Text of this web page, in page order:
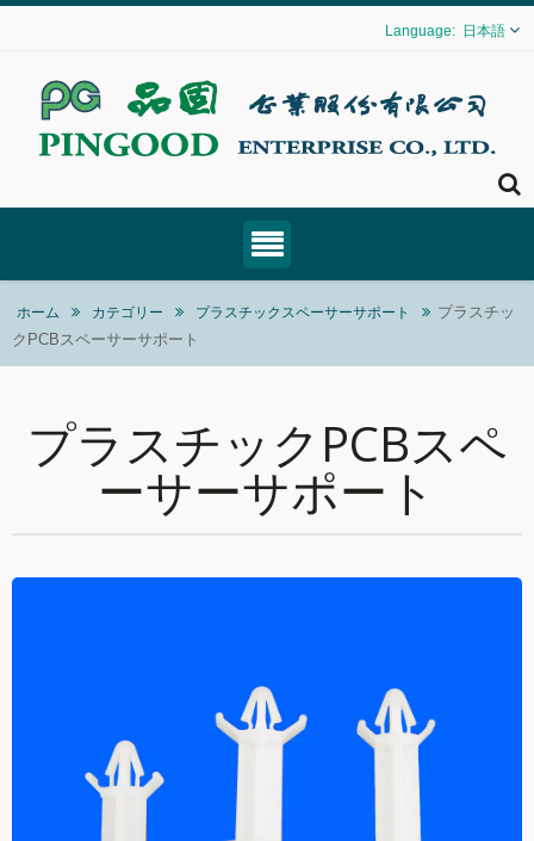
日本語
ホーム カテゴリー プラスチックスペーサーサポート
プラスチッ
クPCBスペーサーサポート
プラスチックPCBスペ
ーサーサポート